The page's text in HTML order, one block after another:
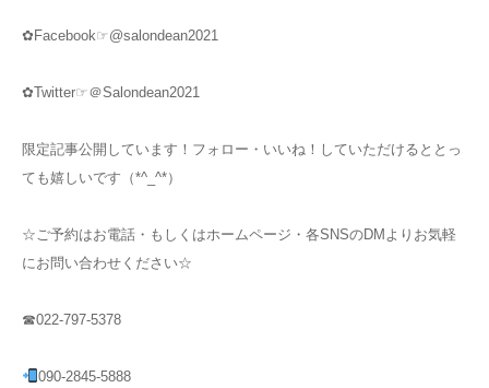
✿Facebook☞@salondean2021
✿Twitter☞＠Salondean2021
限定記事公開しています！フォロー・いいね！していただけるととっ
ても嬉しいです（*^_^*）
☆ご予約はお電話・もしくはホームページ・各SNSのDMよりお気軽
にお問い合わせください☆
☎022-797-5378
090-2845-5888